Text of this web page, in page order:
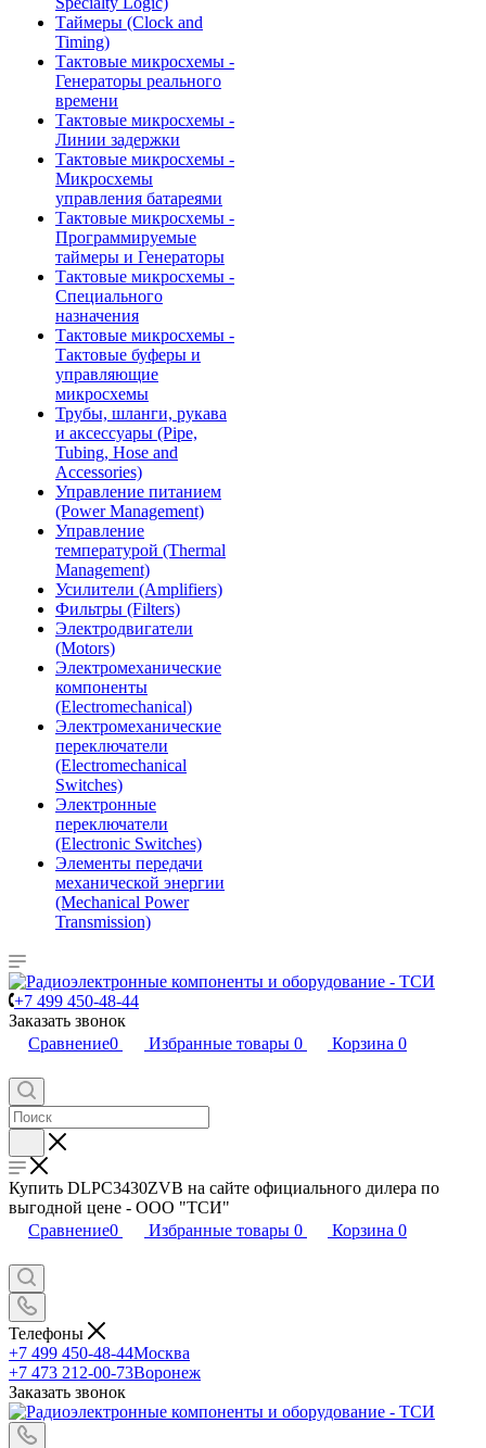
Таймеры (Clock and
Timing)
Тактовые микросхемы -
Генераторы реального
времени
Тактовые микросхемы -
Линии задержки
Тактовые микросхемы -
Микросхемы
управления батареями
Тактовые микросхемы -
Программируемые
таймеры и Генераторы
Тактовые микросхемы -
Специального
назначения
Тактовые микросхемы -
Тактовые буферы и
управляющие
микросхемы
Трубы, шланги, рукава
и аксессуары (Pipe,
Tubing, Hose and
Accessories)
Управление питанием
(Power Management)
Управление
температурой (Thermal
Management)
Усилители (Amplifiers)
Фильтры (Filters)
Электродвигатели
(Motors)
Электромеханические
компоненты
(Electromechanical)
Электромеханические
переключатели
(Electromechanical
Switches)
Электронные
переключатели
(Electronic Switches)
Элементы передачи
механической энергии
(Mechanical Power
Transmission)
+7 499 450-48-44
Заказать звонок
Сравнение0 Избранные товары 0 Корзина 0
Купить DLPC3430ZVB на сайте официального дилера по
выгодной цене - ООО "ТСИ"
Сравнение0 Избранные товары 0 Корзина 0
Телефоны
+7 499 450-48-44Москва
+7 473 212-00-73Воронеж
Заказать звонок